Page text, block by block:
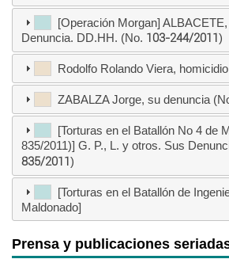
[Operación Morgan]
Denuncia. DD.HH. (No. 103-244/2011)
Rodolfo Rolando Viera,
ZABALZA Jorge, su denuncia
[Torturas en el Batallón No 4 de
835/2011)] G. P., L. y otros. Sus
835/2011)
[Torturas en el Batallón de
Maldonado]
Prensa y publicaciones